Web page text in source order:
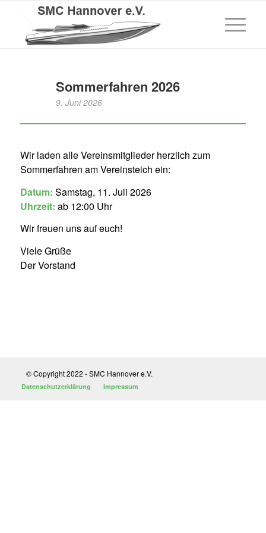
Sommerfahren 2026
9. Juni 2026
Wir laden alle Vereinsmitglieder herzlich zum
Sommerfahren am Vereinsteich ein:
Datum: Samstag, 11. Juli 2026
Uhrzeit: ab 12:00 Uhr
Wir freuen uns auf euch!
Viele Grüße
Der Vorstand
© Copyright 2022 - SMC Hannover e.V.
Datenschutzerklärung Impressum